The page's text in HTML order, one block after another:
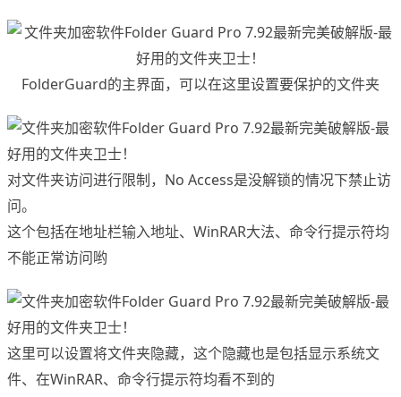
FolderGuard的主界面，可以在这里设置要保护的文件夹
对文件夹访问进行限制，No Access是没解锁的情况下禁止访
问。
这个包括在地址栏输入地址、WinRAR大法、命令行提示符均
不能正常访问哟
这里可以设置将文件夹隐藏，这个隐藏也是包括显示系统文
件、在WinRAR、命令行提示符均看不到的